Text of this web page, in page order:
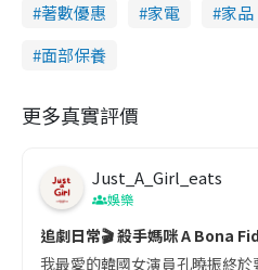
著數優惠
家電 家品
面部保養
更多真實評價
Just_A_Girl_eats
娛樂
追劇日常🎬 殺手媽咪 A Bona
我最愛的韓國女演員孔曉振終